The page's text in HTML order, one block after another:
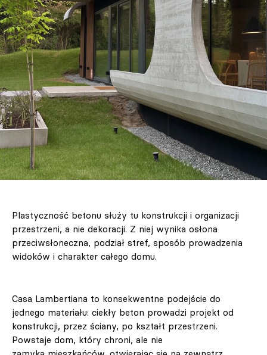
Plastyczność betonu służy tu konstrukcji i organizacji
przestrzeni, a nie dekoracji. Z niej wynika osłona
przeciwsłoneczna, podział stref, sposób prowadzenia
widoków i charakter całego domu.
Casa Lambertiana to konsekwentne podejście do
jednego materiału: ciekły beton prowadzi projekt od
konstrukcji, przez ściany, po kształt przestrzeni.
Powstaje dom, który chroni, ale nie